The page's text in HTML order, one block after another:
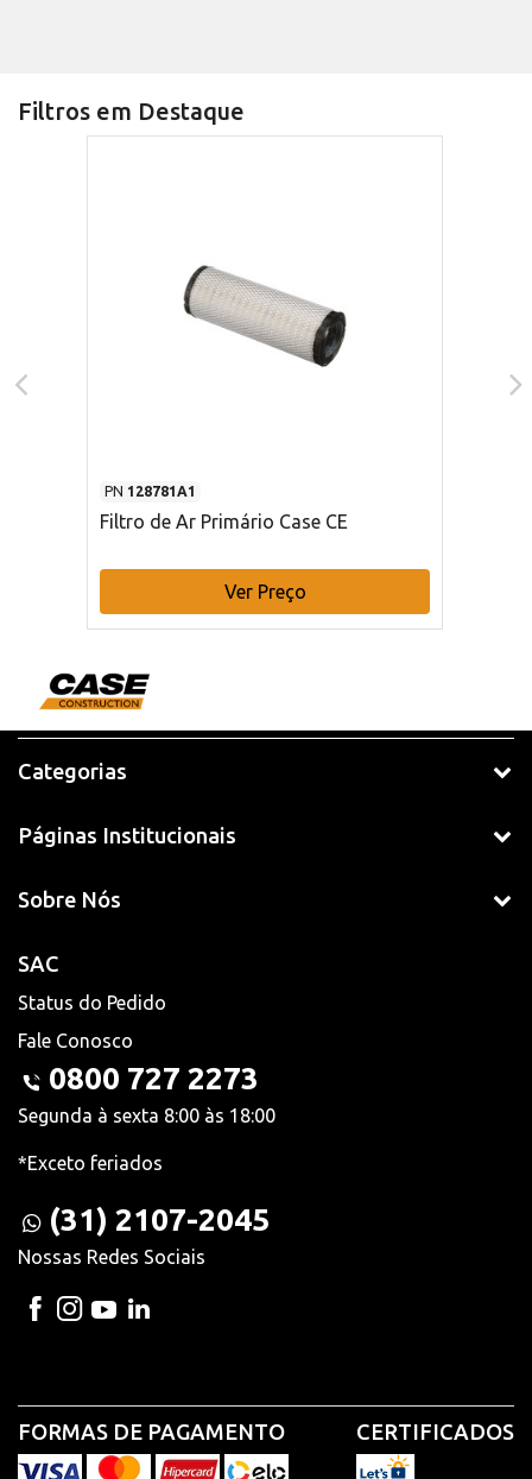
Filtros em Destaque
PN 128781A1
Filtro de Ar Primário Case CE
Ver Preço
Categorias
Páginas Institucionais
Sobre Nós
SAC
Status do Pedido
Fale Conosco
0800 727 2273
Segunda à sexta 8:00 às 18:00
*Exceto feriados
(31) 2107-2045
Nossas Redes Sociais
FORMAS DE PAGAMENTO CERTIFICADOS